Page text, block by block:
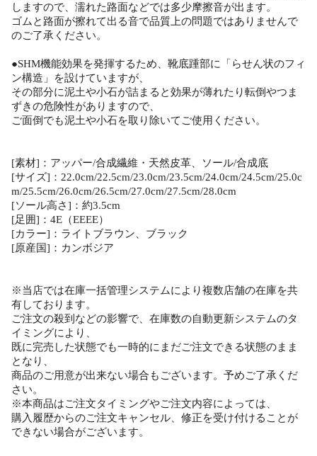
しますので、濡れた路面などでは多少摩擦音が出ます。
ゴムと路面が擦れて出る音で品質上の問題ではありませんで
のご了承ください。
●SHM機能効果を発揮するため、靴底踵部に「らせん状のフィ
ン構造」を設けていますが、
その部分に泥土や小石が詰まると効果が薄れたり転倒やつま
ずきの危険性がありますので、
ご面倒でも泥土や小石を取り除いてご使用ください。
[素材]：アッパー/合成繊維・天然皮革、ソール/合成底
[サイズ]：22.0cm/22.5cm/23.0cm/23.5cm/24.0cm/24.5cm/25.0c
m/25.5cm/26.0cm/26.5cm/27.0cm/27.5cm/28.0cm
[ソール高さ]：約3.5cm
[足囲]：4E（EEEE）
[カラー]：ライトブラウン、ブラック
[原産国]：カンボジア
※当店では在庫一括管理システムにより複数店舗の在庫を共
有しております。
ご注文の殺到などの影響で、在庫数の自動更新システムのタ
イミングにより、
既に完売した状態でも一時的にまだご注文できる状態のまま
となり、
商品のご用意が出来ない場合もございます。予めご了承くだ
さい。
※本商品はご注文タイミングやご注文内容によっては、
購入履歴からのご注文キャンセル、修正を受け付けることが
できない場合がございます。